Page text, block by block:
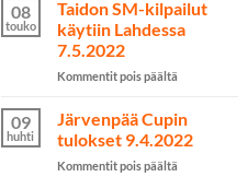
kilpailuihin
valittu
08
touko
Taidon SM-kilpailut
käytiin Lahdessa
7.5.2022
Kommentit pois päältäartikkelissa
SM-
käytiin
Lahdessa
09
huhti
Järvenpää Cupin
tulokset 9.4.2022
Kommentit pois päältäartikkelissa